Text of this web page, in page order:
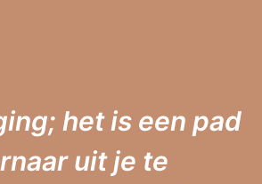
het is een pad
uit je te